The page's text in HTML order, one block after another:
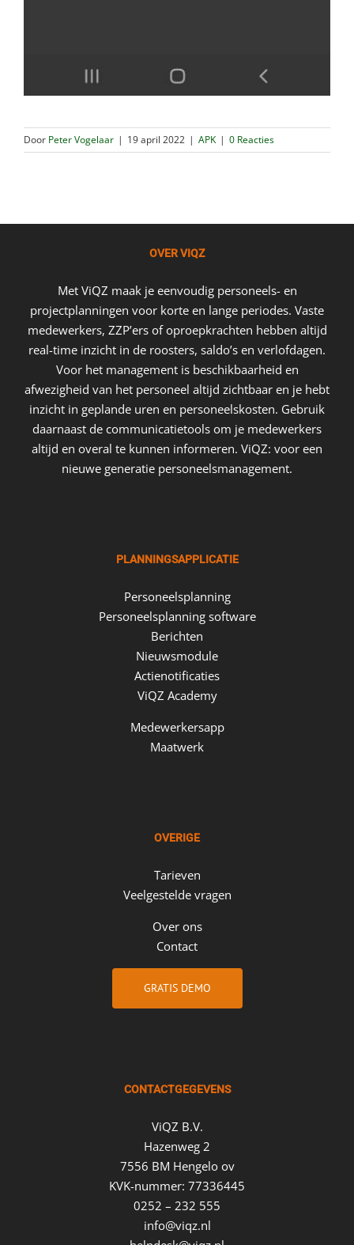
Door Peter Vogelaar | 19 april 2022 | APK | 0 Reacties
OVER VIQZ
Met ViQZ maak je eenvoudig personeels- en
projectplanningen voor korte en lange periodes. Vaste
medewerkers, ZZP’ers of oproepkrachten hebben altijd
real-time inzicht in de roosters, saldo’s en verlofdagen.
Voor het management is beschikbaarheid en
afwezigheid van het personeel altijd zichtbaar en je hebt
inzicht in geplande uren en personeelskosten. Gebruik
daarnaast de communicatietools om je medewerkers
altijd en overal te kunnen informeren. ViQZ: voor een
nieuwe generatie personeelsmanagement.
PLANNINGSAPPLICATIE
Personeelsplanning
Personeelsplanning software
Berichten
Nieuwsmodule
Actienotificaties
ViQZ Academy
Medewerkersapp
Maatwerk
OVERIGE
Tarieven
Veelgestelde vragen
Over ons
Contact
GRATIS DEMO
CONTACTGEGEVENS
ViQZ B.V.
Hazenweg 2
7556 BM Hengelo ov
KVK-nummer: 77336445
0252 – 232 555
info@viqz.nl